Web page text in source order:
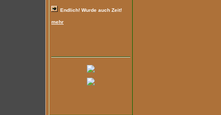
Endlich! Wurde auch Zeit!
mehr